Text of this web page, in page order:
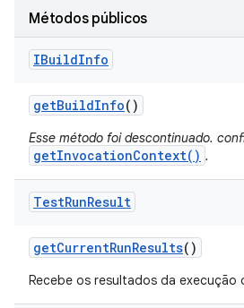
Métodos públicos
IBuildInfo
getBuildInfo()
Esse método foi descontinuado.
getInvocationContext() .
TestRunResult
getCurrentRunResults()
Recebe os resultados da execução